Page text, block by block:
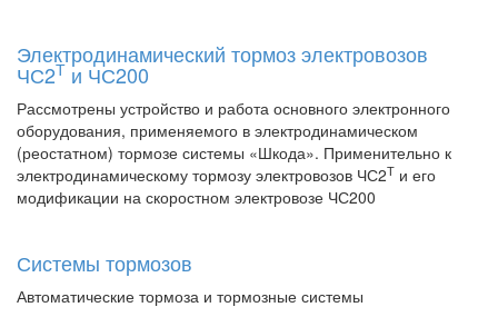
Электродинамический тормоз электровозов
ЧС2Т и ЧС200
Рассмотрены устройство и работа основного электронного
оборудования, применяемого в электродинамическом
(реостатном) тормозе системы «Шкода». Применительно к
электродинамическому тормозу электровозов ЧС2Т и его
модификации на скоростном электровозе ЧС200
Системы тормозов
Автоматические тормоза и тормозные системы